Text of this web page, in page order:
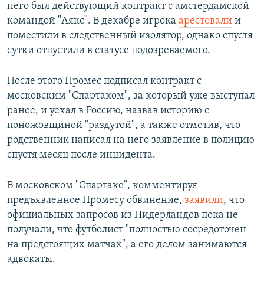
него был действующий контракт с амстердамской
командой "Аякс". В декабре игрока арестовали и
поместили в следственный изолятор, однако спустя
сутки отпустили в статусе подозреваемого.
После этого Промес подписал контракт с
московским "Спартаком", за который уже выступал
ранее, и уехал в Россию, назвав историю с
поножовщиной "раздутой", а также отметив, что
родственник написал на него заявление в полицию
спустя месяц после инцидента.
В московском "Спартаке", комментируя
предъявленное Промесу обвинение, заявили, что
официальных запросов из Нидерландов пока не
получали, что футболист "полностью сосредоточен
на предстоящих матчах", а его делом занимаются
адвокаты.